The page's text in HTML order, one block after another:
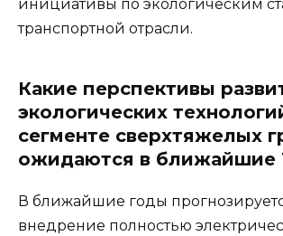
инициативы по экологическим
транспортной отрасли.
Какие перспективы
экологических
сегменте сверхтяжелых
ожидаются в ближайшие
В ближайшие годы
внедрение полностью